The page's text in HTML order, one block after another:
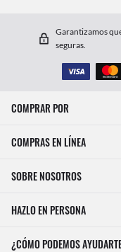
Garantizamos
seguras.
COMPRAR POR
COMPRAS EN LÍNEA
SOBRE NOSOTROS
HAZLO EN PERSONA
¿CÓMO PODEMOS